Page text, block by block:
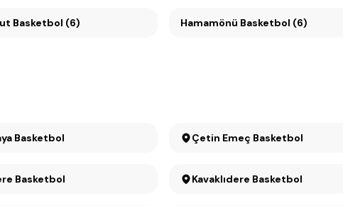
Basketbol (6) Hamamönü Basketbol (6)
Çankaya Basketbol Çetin Emeç Basketbol
Basketbol Kavaklıdere Basketbol